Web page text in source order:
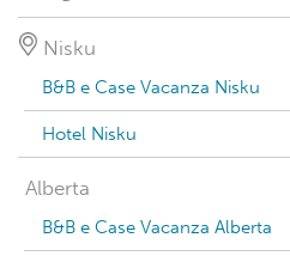
Nisku
B&B e Case Vacanza Nisku
Hotel Nisku
Alberta
B&B e Case Vacanza Alberta